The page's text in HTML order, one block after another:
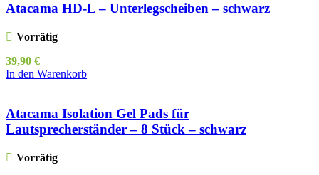
Atacama HD-L – Unterlegscheiben – schwarz
Vorrätig
39,90 €
In den Warenkorb
Atacama Isolation Gel Pads für
Lautsprecherständer – 8 Stück – schwarz
Vorrätig